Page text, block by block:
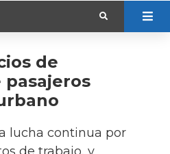
de
lucha continua por